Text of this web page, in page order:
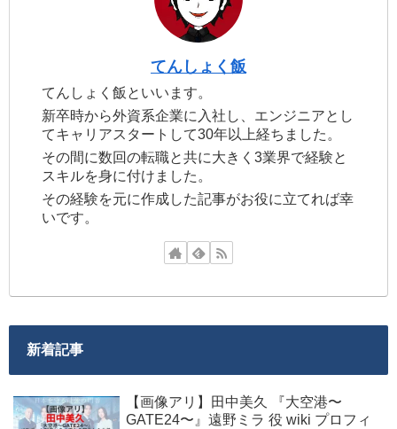
てんしょく飯
てんしょく飯といいます。
新卒時から外資系企業に入社し、エンジニアとし
てキャリアスタートして30年以上経ちました。
その間に数回の転職と共に大きく3業界で経験と
スキルを身に付けました。
その経験を元に作成した記事がお役に立てれば幸
いです。
新着記事
【画像アリ】田中美久 『大空港〜
GATE24〜』遠野ミラ 役 wiki プロフィ